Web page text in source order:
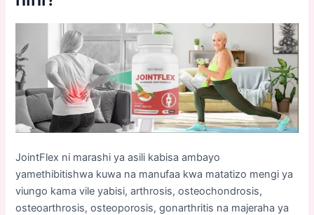
JointFlex ni marashi ya asili kabisa ambayo
yamethibitishwa kuwa na manufaa kwa matatizo mengi ya
viungo kama vile yabisi, arthrosis, osteochondrosis,
osteoarthrosis, osteoporosis, gonarthritis na majeraha ya